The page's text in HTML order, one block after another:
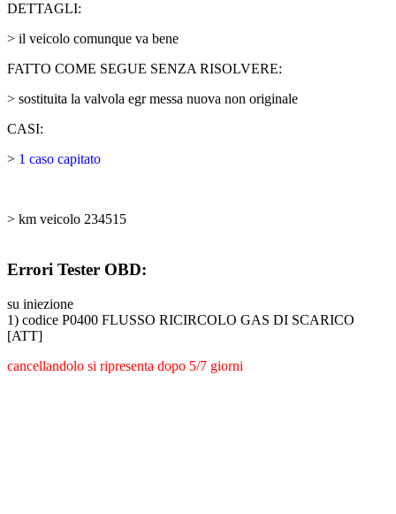
DETTAGLI:
> il veicolo comunque va bene
FATTO COME SEGUE SENZA RISOLVERE:
> sostituita la valvola egr messa nuova non originale
CASI:
> 1 caso capitato
> km veicolo 234515
Errori Tester OBD:
su iniezione
1) codice P0400 FLUSSO RICIRCOLO GAS DI SCARICO
[ATT]
cancellandolo si ripresenta dopo 5/7 giorni